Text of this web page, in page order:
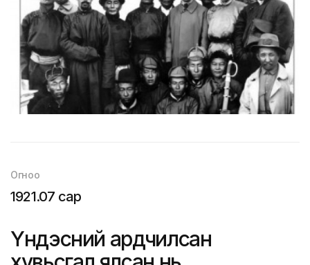
Огноо
1921.07 сар
Үндэсний ардчилсан